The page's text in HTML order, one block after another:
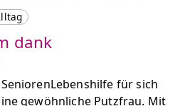
dank
für sich
gewöhnliche Putzfrau. Mit